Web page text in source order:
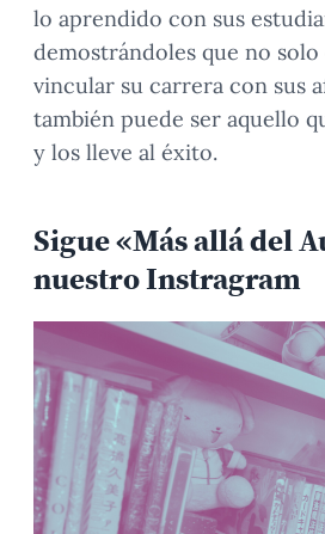
lo aprendido con sus
demostrándoles que no solo
vincular su carrera con sus
también puede ser aquello
y los lleve al éxito.
Sigue «Más allá del
nuestro Instragram